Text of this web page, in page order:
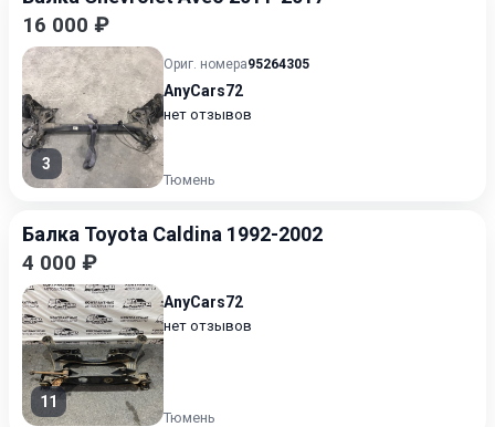
16 000 ₽
3
Ориг. номера95264305
AnyCars72
нет отзывов
Тюмень
Балка Toyota Caldina 1992-2002
4 000 ₽
11
AnyCars72
нет отзывов
Тюмень